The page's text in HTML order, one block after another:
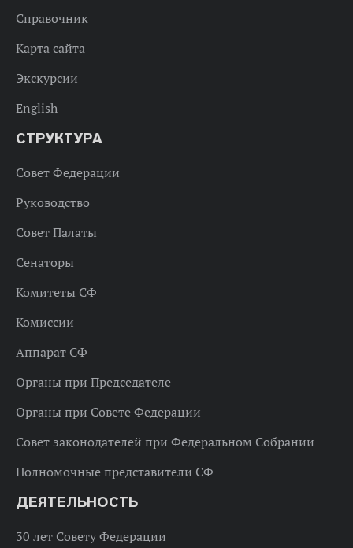
Справочник
Карта сайта
Экскурсии
English
СТРУКТУРА
Совет Федерации
Руководство
Совет Палаты
Сенаторы
Комитеты СФ
Комиссии
Аппарат СФ
Органы при Председателе
Органы при Совете Федерации
Совет законодателей при Федеральном Собрании
Полномочные представители СФ
ДЕЯТЕЛЬНОСТЬ
30 лет Совету Федерации